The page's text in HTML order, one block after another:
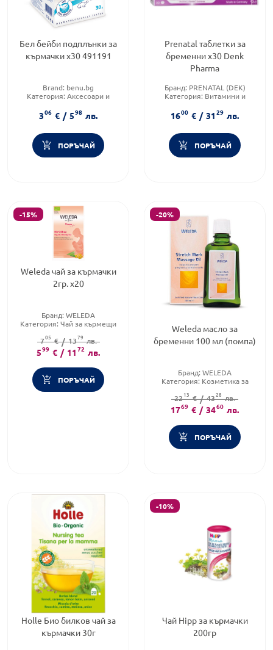
Бел бейби подплънки за
кърмачки х30 491191
Brand: benu.bg
Категория: Аксесоари и
306 € / 598 лв.
ПОРЪЧАЙ
Prenatal таблетки за
бременни х30 Denk
Pharma
Бранд: PRENATAL (DEK)
Категория: Витамини и
Форма на продукта: таблетки
1600 € / 3129 лв.
ПОРЪЧАЙ
-15%
Weleda чай за кърмачки
2гр. х20
Бранд: WELEDA
Категория: Чай за кърмещи
705€ / 1379лв.
599 € / 1172 лв.
ПОРЪЧАЙ
-20%
Weleda масло за
бременни 100 мл (помпа)
Бранд: WELEDA
Категория: Козметика за
Форма на продукта:масло
2213 € / 4328 лв.
1769 € / 3460 лв.
ПОРЪЧАЙ
Holle Био билков чай за
кърмачки 30г
-10%
Чай Hipp за кърмачки
200гр